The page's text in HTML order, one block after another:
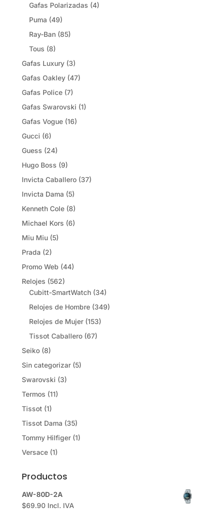
Gafas Polarizadas (4)
Puma (49)
Ray-Ban (85)
Tous (8)
Gafas Luxury (3)
Gafas Oakley (47)
Gafas Police (7)
Gafas Swarovski (1)
Gafas Vogue (16)
Gucci (6)
Guess (24)
Hugo Boss (9)
Invicta Caballero (37)
Invicta Dama (5)
Kenneth Cole (8)
Michael Kors (6)
Miu Miu (5)
Prada (2)
Promo Web (44)
Relojes (562)
Cubitt-SmartWatch (34)
Relojes de Hombre (349)
Relojes de Mujer (153)
Tissot Caballero (67)
Seiko (8)
Sin categorizar (5)
Swarovski (3)
Termos (11)
Tissot (1)
Tissot Dama (35)
Tommy Hilfiger (1)
Versace (1)
Productos
AW-80D-2A
$69.90 Incl. IVA